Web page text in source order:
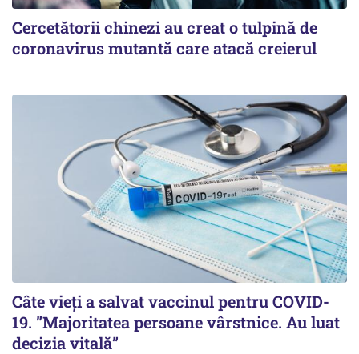
Cercetătorii chinezi au creat o tulpină de
coronavirus mutantă care atacă creierul
Câte vieți a salvat vaccinul pentru COVID-
19. ”Majoritatea persoane vârstnice. Au luat
decizia vitală”